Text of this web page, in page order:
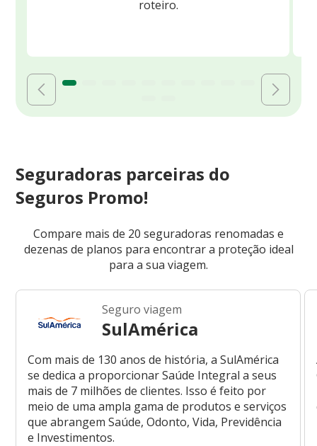
roteiro.
Seguradoras parceiras do
Seguros Promo!
Compare mais de 20 seguradoras renomadas e
dezenas de planos para encontrar a proteção ideal
para a sua viagem.
Seguro viagem
SulAmérica
Com mais de 130 anos de história, a SulAmérica
se dedica a proporcionar Saúde Integral a seus
mais de 7 milhões de clientes. Isso é feito por
meio de uma ampla gama de produtos e serviços
que abrangem Saúde, Odonto, Vida, Previdência
e Investimentos.